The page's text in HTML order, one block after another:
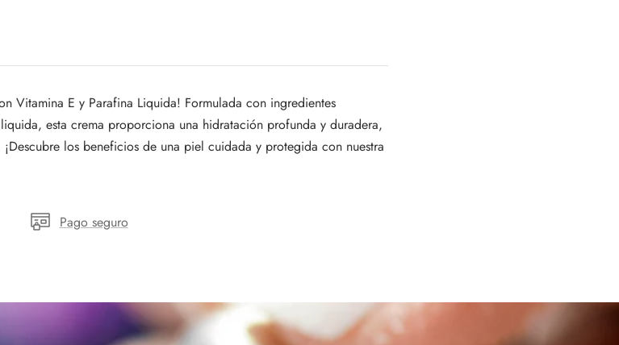
Vitamina E y Parafina Liquida! Formulada con ingredientes
esta crema proporciona una hidratación profunda y duradera,
los beneficios de una piel cuidada y protegida con nuestra
Pago seguro